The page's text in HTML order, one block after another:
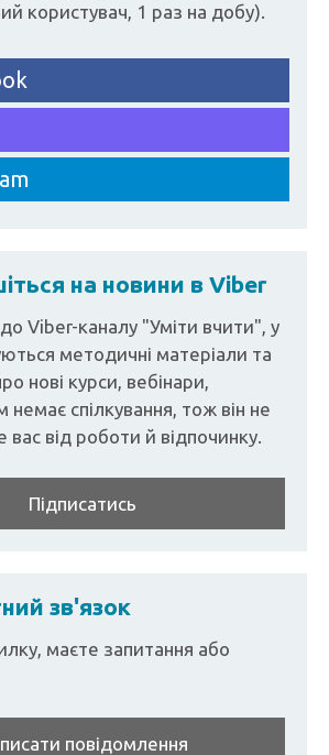
користувач, 1 раз на добу).
на новини в Viber
Viber-каналу "Уміти вчити", у
методичні матеріали та
нові курси, вебінари,
спілкування, тож він не
вас від роботи й відпочинку.
Підписатись
зв'язок
маєте запитання або
повідомлення